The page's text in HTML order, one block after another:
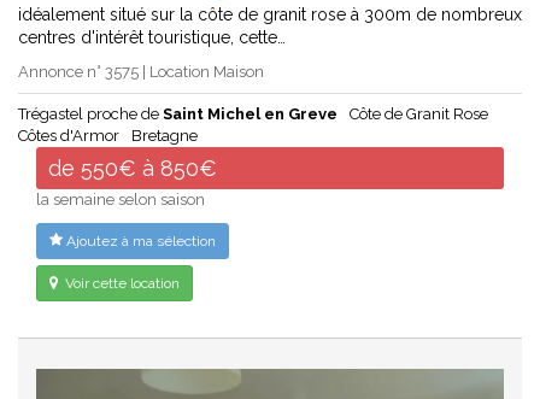
idéalement situé sur la côte de granit rose à 300m de nombreux
centres d'intérêt touristique, cette…
Annonce n° 3575 | Location Maison
Trégastel proche de Saint Michel en Greve
Côte de Granit Rose
Côtes d'Armor
Bretagne
de 550€ à 850€
la semaine selon saison
Ajoutez à ma sélection
Voir cette location